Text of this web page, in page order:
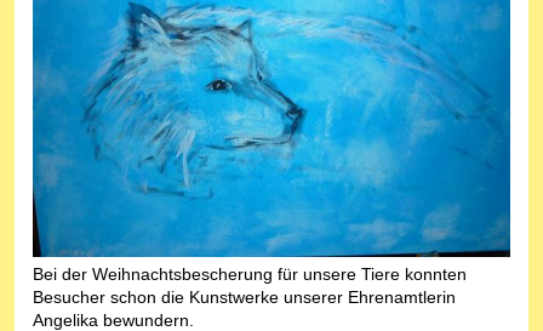
Bei der Weihnachtsbescherung für unsere Tiere konnten
Besucher schon die Kunstwerke unserer Ehrenamtlerin
Angelika bewundern.